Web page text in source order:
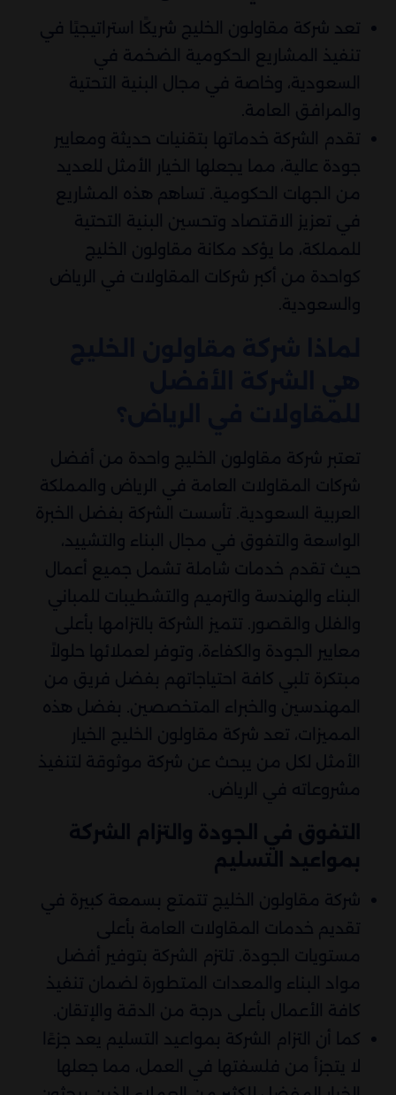
تعد شركة مقاولون الخليج شريكًا استراتيجيًا في
تنفيذ المشاريع الحكومية الضخمة في
السعودية، وخاصة في مجال البنية التحتية
والمرافق العامة.
تقدم الشركة خدماتها بتقنيات حديثة ومعايير
جودة عالية، مما يجعلها الخيار الأمثل للعديد
من الجهات الحكومية. تساهم هذه المشاريع
في تعزيز الاقتصاد وتحسين البنية التحتية
للمملكة، ما يؤكد مكانة مقاولون الخليج
كواحدة من أكبر شركات المقاولات في الرياض
والسعودية.
تعتبر شركة مقاولون الخليج واحدة من أفضل
شركات المقاولات العامة في الرياض والمملكة
العربية السعودية. تأسست الشركة بفضل الخبرة
الواسعة والتفوق في مجال البناء والتشييد،
حيث تقدم خدمات شاملة تشمل جميع أعمال
البناء والهندسة والترميم والتشطيبات للمباني
والفلل والقصور. تتميز الشركة بالتزامها بأعلى
معايير الجودة والكفاءة، وتوفر لعملائها حلولاً
مبتكرة تلبي كافة احتياجاتهم بفضل فريق من
المهندسين والخبراء المتخصصين. بفضل هذه
المميزات، تعد شركة مقاولون الخليج الخيار
الأمثل لكل من يبحث عن شركة موثوقة لتنفيذ
مشروعاته في الرياض.
التفوق في الجودة والتزام الشركة
بمواعيد التسليم
شركة مقاولون الخليج تتمتع بسمعة كبيرة في
تقديم خدمات المقاولات العامة بأعلى
مستويات الجودة. تلتزم الشركة بتوفير أفضل
مواد البناء والمعدات المتطورة لضمان تنفيذ
كافة الأعمال بأعلى درجة من الدقة والإتقان.
كما أن التزام الشركة بمواعيد التسليم يعد جزءًا
لا يتجزأ من فلسفتها في العمل، مما جعلها